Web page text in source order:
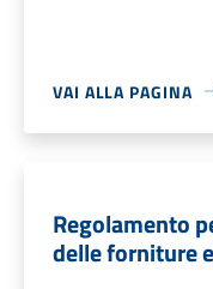
VAI ALLA PAGINA
Regolamento
delle forniture